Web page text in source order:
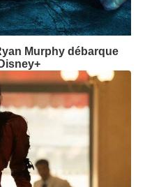
Murphy débarque